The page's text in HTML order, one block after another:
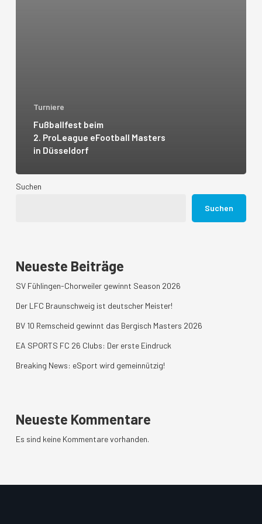
Turniere
Fußballfest beim
2. ProLeague eFootball Masters
in Düsseldorf
Suchen
Suchen
Neueste Beiträge
SV Fühlingen-Chorweiler gewinnt Season 2026
Der LFC Braunschweig ist deutscher Meister!
BV 10 Remscheid gewinnt das Bergisch Masters 2026
EA SPORTS FC 26 Clubs: Der erste Eindruck
Breaking News: eSport wird gemeinnützig!
Neueste Kommentare
Es sind keine Kommentare vorhanden.